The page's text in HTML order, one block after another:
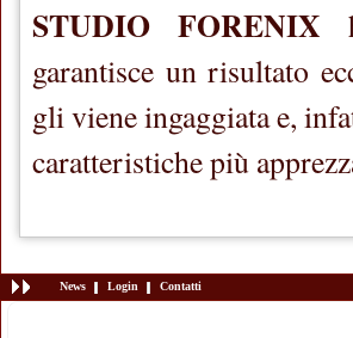
STUDIO FORENIX
garantisce un risultato
gli viene ingaggiata e,
caratteristiche più
News Login Contatti